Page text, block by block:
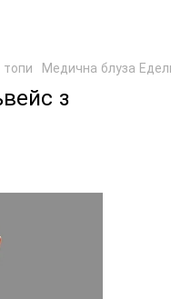
топи Медична блуза
з